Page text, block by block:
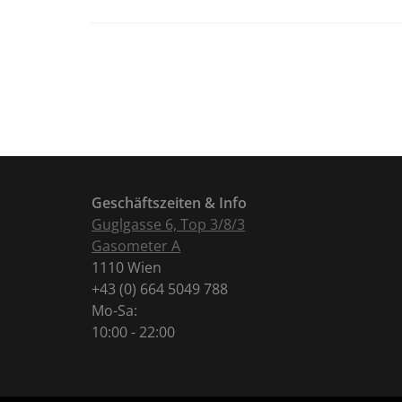
Geschäftszeiten & Info
Guglgasse 6, Top 3/8/3
Gasometer A
1110 Wien
+43 (0) 664 5049 788
Mo-Sa:
10:00 - 22:00